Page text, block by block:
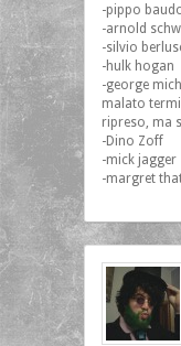
-pippo
-arnold
-silvio
-hulk hogan
-george
malato
ripreso, ma
-Dino Zoff
-mick jagger
-margret